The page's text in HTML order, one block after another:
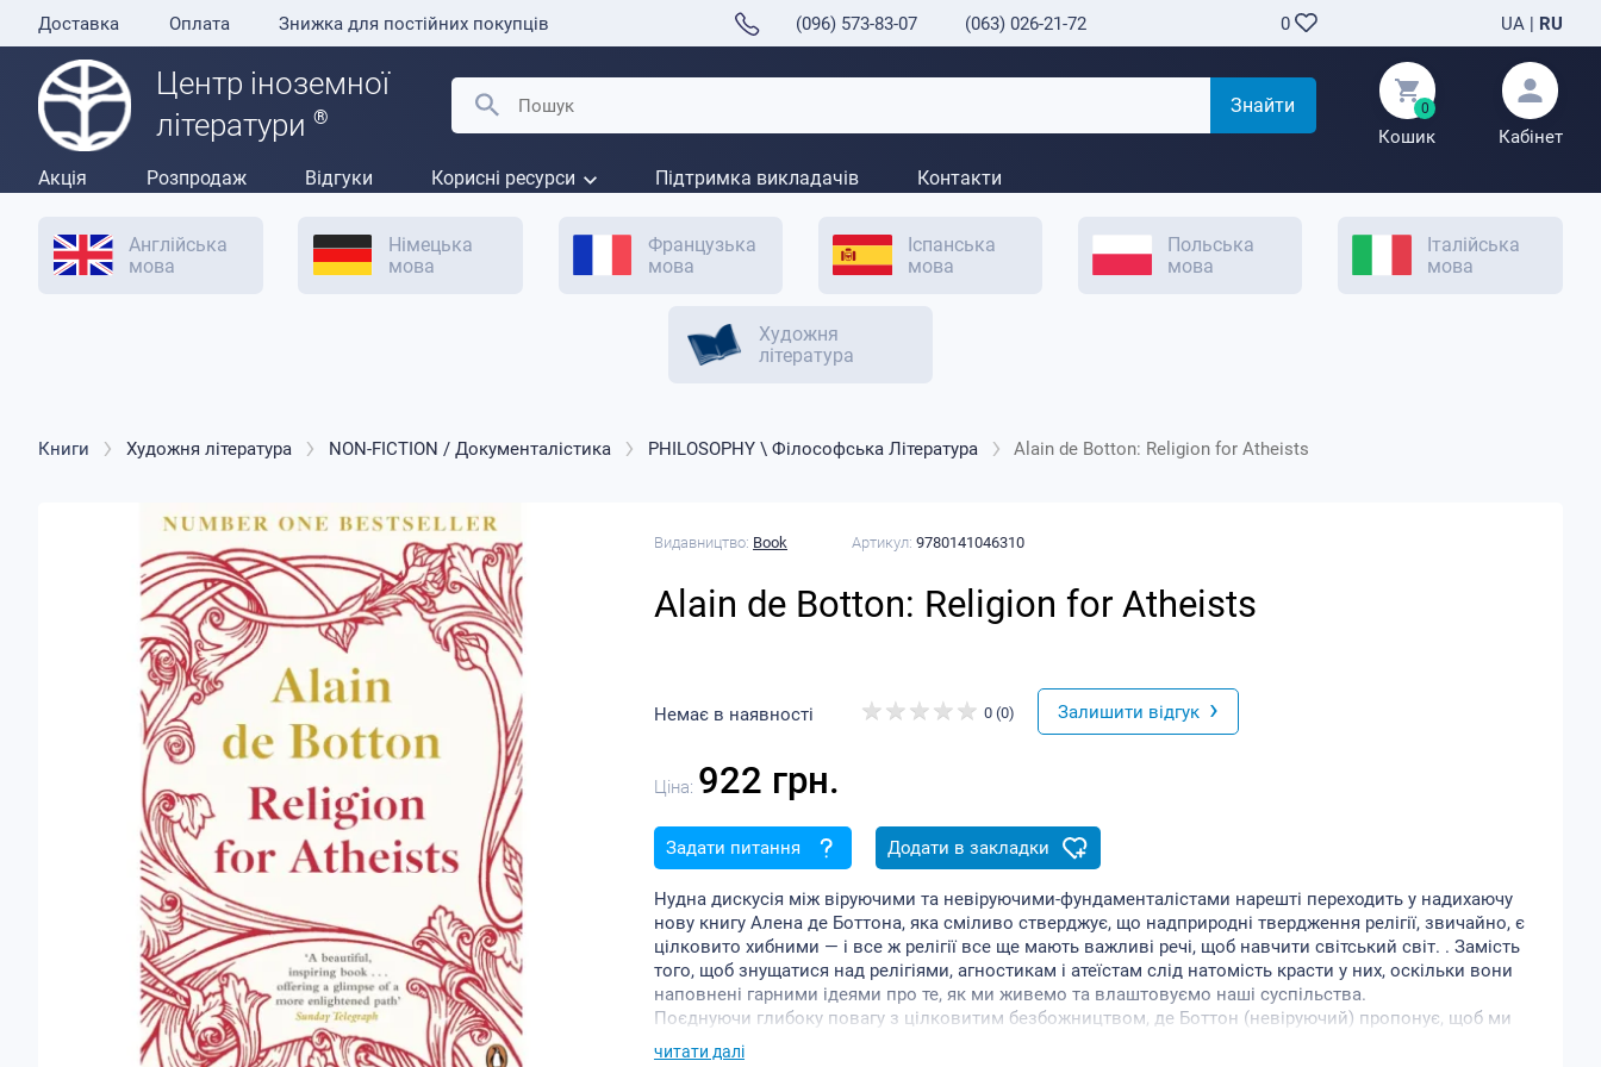
Доставка Оплата Знижка для постійних покупців (096) 573-83-07 (063) 026-21-72 0 UA | RU
Центр іноземної
літератури ®
Знайти 0
Кошик Кабінет
Акція Розпродаж Відгуки Корисні ресурси Підтримка викладачів Контакти
Англійська
мова
Німецька
мова
Французька
мова
Іспанська
мова
Польська
мова
Італійська
мова
Художня
література
Книги Художня література NON-FICTION / Документалістика PHILOSOPHY \ Філософська Література Alain de Botton: Religion for Atheists
Видавництво: Book Артикул:9780141046310
Alain de Botton: Religion for Atheists
Немає в наявності 0 (0) Залишити відгук ›
Ціна: 922 грн.
Задати питання Додати в закладки
Нудна дискусія між віруючими та невіруючими-фундаменталістами нарешті переходить у надихаючу
нову книгу Алена де Боттона, яка сміливо стверджує, що надприродні твердження релігії, звичайно, є
цілковито хибними — і все ж релігії все ще мають важливі речі, щоб навчити світський світ. . Замість
того, щоб знущатися над релігіями, агностикам і атеїстам слід натомість красти у них, оскільки вони
наповнені гарними ідеями про те, як ми живемо та влаштовуємо наші суспільства.
Поєднуючи глибоку повагу з цілковитим безбожництвом, де Боттон (невіруючий) пропонує, щоб ми
шукали в релігіях розуміння того, як розбудувати почуття спільності, зробити наші стосунки
читати далі